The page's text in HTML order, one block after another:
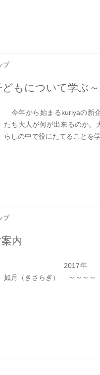
プ
もについて学ぶ～
今年から始まるkuriyaの新
たち大人が何が出来るのか。
らしの中で役にたてることを学
プ
内
2017年 平成29
如月（きさらぎ）